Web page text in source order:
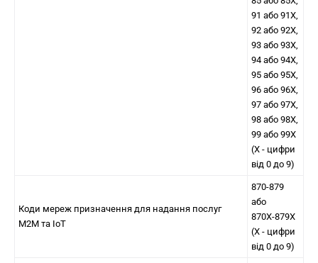
91 або 91Х,
92 або 92Х,
93 або 93Х,
94 або 94Х,
95 або 95Х,
96 або 96Х,
97 або 97Х,
98 або 98Х,
99 або 99Х
(X - цифри
від 0 до 9)
Коди мереж призначення для надання послуг
М2М та IoT
870-879
або
870Х-879Х
(X - цифри
від 0 до 9)